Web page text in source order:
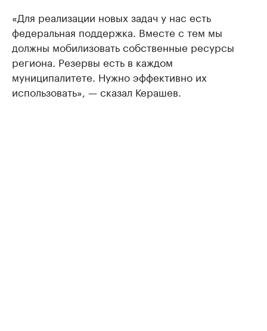
«Для реализации новых задач у нас есть
федеральная поддержка. Вместе с тем мы
должны мобилизовать собственные ресурсы
региона. Резервы есть в каждом
муниципалитете. Нужно эффективно их
использовать», — сказал Керашев.